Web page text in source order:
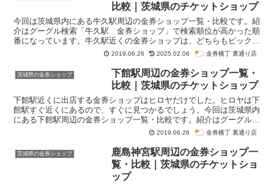
比較｜茨城県のチケットショップ
今回は茨城県内にある牛久駅周辺の金券ショップ一覧・比較です。紹
介はグーグル検索「牛久駅 金券ショップ」で検索順位が高かった順
番になっています。牛久駅近くの金券ショップは、どちらもビックフ
ィールドです。牛久駅前東口すぐと、ディスカウントスーパーヒーロ
2019.06.26 2025.02.06 金券横丁 裏通り店
茨城県の金券ショップ
下館駅周辺の金券ショップ一覧・
比較｜茨城県のチケットショップ
下館駅近くに出店する金券ショップはヒロヤだけでした。ヒロヤは下
館駅すぐ近くにあるので、すぐに見つかるでしょう。今回は茨城県内
にある下館駅周辺の金券ショップ一覧・比較です。紹介はグーグル検
索「下館駅 金券ショップ」で検索順位が高かった順番になっていま
2019.06.26 金券横丁 裏通り店
茨城県の金券ショップ
鹿島神宮駅周辺の金券ショップ一
覧・比較｜茨城県のチケットショ
ップ